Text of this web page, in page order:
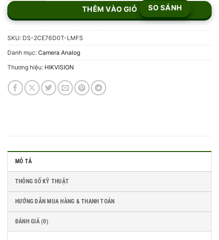
THÊM VÀO GIỎ SO SÁNH
SKU: DS-2CE76D0T-LMFS
Danh mục: Camera Analog
Thương hiệu: HIKVISION
MÔ TẢ
THÔNG SỐ KỸ THUẬT
HƯỚNG DẪN MUA HÀNG & THANH TOÁN
ĐÁNH GIÁ (0)